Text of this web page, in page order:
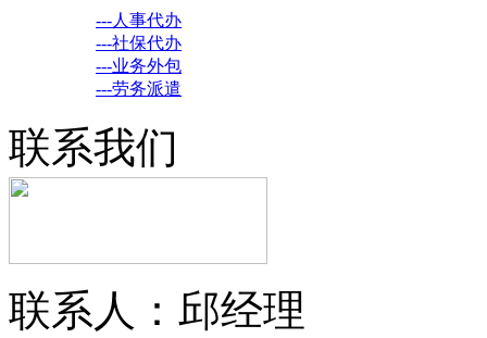
---人事代办
---社保代办
---业务外包
---劳务派遣
联系我们
联系人：邱经理